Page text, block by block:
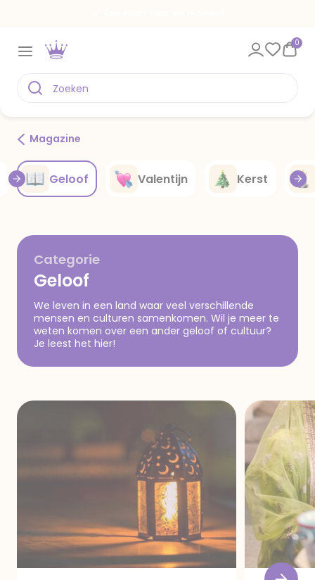
0
Magazine
Geloof Valentijn Kerst
Categorie
Geloof
We leven in een land waar veel verschillende
mensen en culturen samenkomen. Wil je meer te
weten komen over een ander geloof of cultuur?
Je leest het hier!